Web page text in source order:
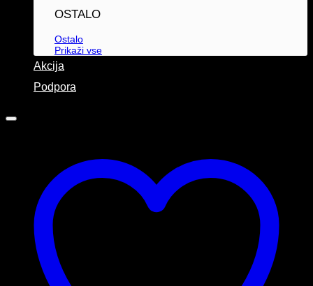
OSTALO
Ostalo
Prikaži vse
Akcija
Podpora